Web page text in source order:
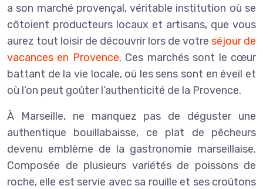
a son marché provençal, véritable institution où se
côtoient producteurs locaux et artisans, que vous
aurez tout loisir de découvrir lors de votre séjour de
vacances en Provence. Ces marchés sont le cœur
battant de la vie locale, où les sens sont en éveil et
où l’on peut goûter l’authenticité de la Provence.
À Marseille, ne manquez pas de déguster une
authentique bouillabaisse, ce plat de pêcheurs
devenu emblème de la gastronomie marseillaise.
Composée de plusieurs variétés de poissons de
roche, elle est servie avec sa rouille et ses croûtons